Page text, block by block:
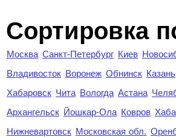
Cортировка
Москва Санкт-Петербург Киев
Владивосток Воронеж Обнинск Казань
Хабаровск Чита Вологда Астана
Архангельск Йошкар-Ола Ковров
Нижневартовск Московская обл.